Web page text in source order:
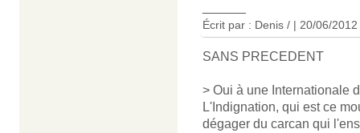
Écrit par : Denis / | 20/06/2012
SANS PRECEDENT
> Oui à une Internationale
L'Indignation, qui est ce
dégager du carcan qui